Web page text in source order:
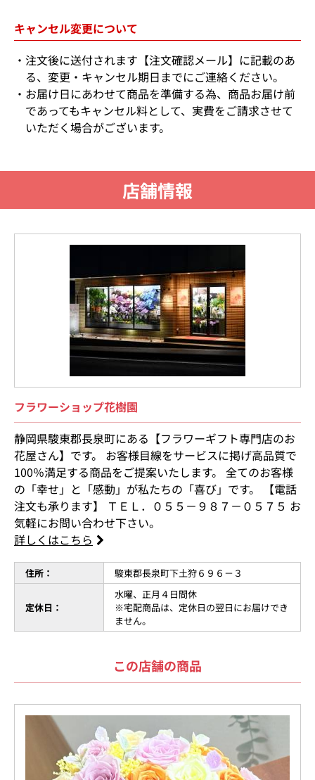
キャンセル変更について
注文後に送付されます【注文確認メール】に記載のあ
る、変更・キャンセル期日までにご連絡ください。
お届け日にあわせて商品を準備する為、商品お届け前
であってもキャンセル料として、実費をご請求させて
いただく場合がございます。
店舗情報
フラワーショップ花樹園
静岡県駿東郡長泉町にある【フラワーギフト専門店のお
花屋さん】です。 お客様目線をサービスに掲げ高品質で
100％満足する商品をご提案いたします。 全てのお客様
の「幸せ」と「感動」が私たちの「喜び」です。 【電話
注文も承ります】 ＴＥＬ．０５５－９８７－０５７５ お
気軽にお問い合わせ下さい。
詳しくはこちら
住所： 駿東郡長泉町下土狩６９６－３
定休日：
水曜、正月４日間休
※宅配商品は、定休日の翌日にお届けでき
ません。
この店舗の商品